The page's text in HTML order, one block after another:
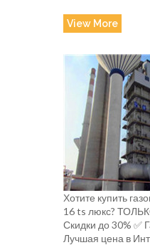
View More
Хотите купить
16 ts люкс?
Скидки до 30% ✅
Лучшая цена в